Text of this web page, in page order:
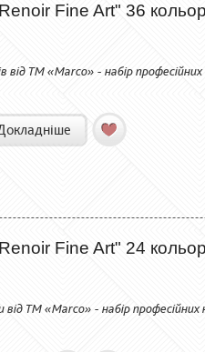
Fine Art" 36
ТМ «Marco» - набір
Fine Art" 24
ТМ «Marco» - набір професійних